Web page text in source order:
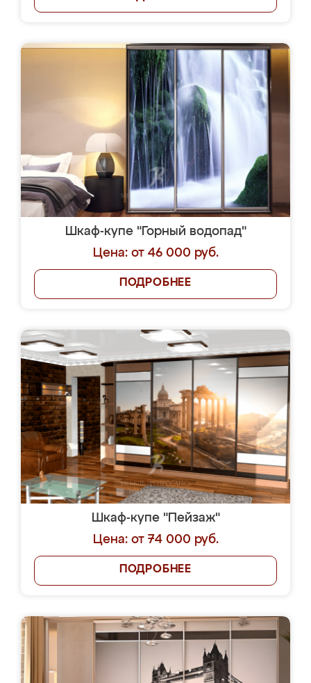
Шкаф-купе "Горный водопад"
Цена: от 46 000 руб.
ПОДРОБНЕЕ
Шкаф-купе "Пейзаж"
Цена: от 74 000 руб.
ПОДРОБНЕЕ